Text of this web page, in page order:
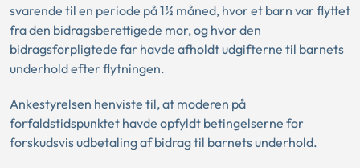
svarende til en periode på 1½ måned, hvor et barn var flyttet
fra den bidragsberettigede mor, og hvor den
bidragsforpligtede far havde afholdt udgifterne til barnets
underhold efter flytningen.
Ankestyrelsen henviste til, at moderen på
forfaldstidspunktet havde opfyldt betingelserne for
forskudsvis udbetaling af bidrag til barnets underhold.